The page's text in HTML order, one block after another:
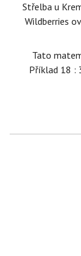
Střelba u
Wildberries
Tato
Příklad 18 :